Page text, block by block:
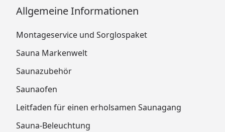
Allgemeine Informationen
Montageservice und Sorglospaket
Sauna Markenwelt
Saunazubehör
Saunaofen
Leitfaden für einen erholsamen Saunagang
Sauna-Beleuchtung